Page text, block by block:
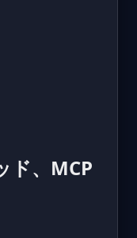
ド、MCP